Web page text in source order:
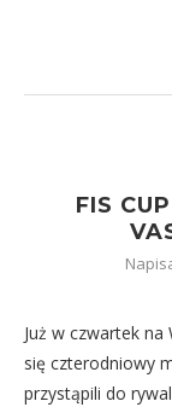
FIS
Już w czwartek na
się czterodniowy
przystąpili do